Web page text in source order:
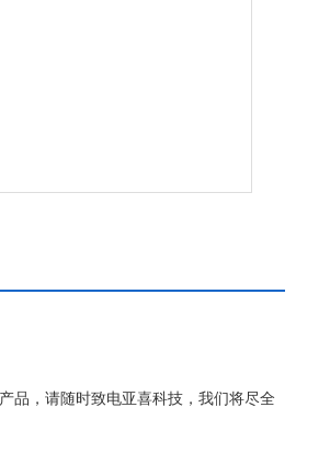
品，请随时致电亚喜科技，我们将尽全